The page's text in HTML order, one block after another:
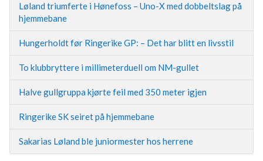
Løland triumferte i Hønefoss – Uno-X med dobbeltslag på
hjemmebane
Hungerholdt før Ringerike GP: – Det har blitt en livsstil
To klubbryttere i millimeterduell om NM-gullet
Halve gullgruppa kjørte feil med 350 meter igjen
Ringerike SK seiret på hjemmebane
Sakarias Løland ble juniormester hos herrene